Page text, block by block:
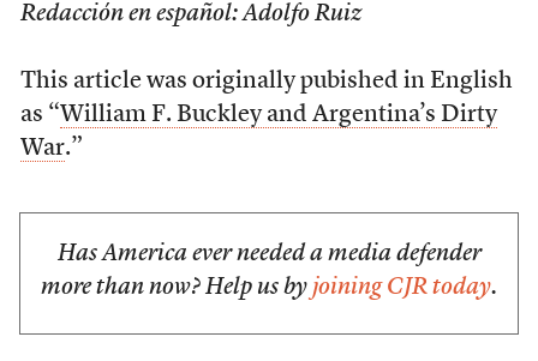
Redacción en español: Adolfo Ruiz
This article was originally pubished in English
as “William F. Buckley and Argentina’s Dirty
War.”
Has America ever needed a media defender
more than now? Help us by joining CJR today.